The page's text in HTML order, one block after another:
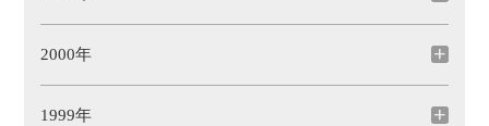
2000年
1999年